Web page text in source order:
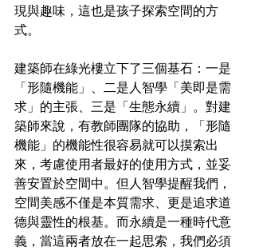
現與趣味，這也是孩子探索空間的方
式。
建築師在綠光樓立下了三個基石：一是
「形隨機能」、二是人智學「美即是需
求」的主張、三是「生態永續」。對建
築師來說，有教師團隊的協助，「形隨
機能」的機能性很容易就可以摸索出
來，考慮使用者最好的使用方式，並妥
善安置於空間中。但人智學提醒我們，
空間美感不僅是本質需求、更是追求道
德與靈性的根基。而永續是一種時代意
義，當這兩者放在一起思索，我們必須